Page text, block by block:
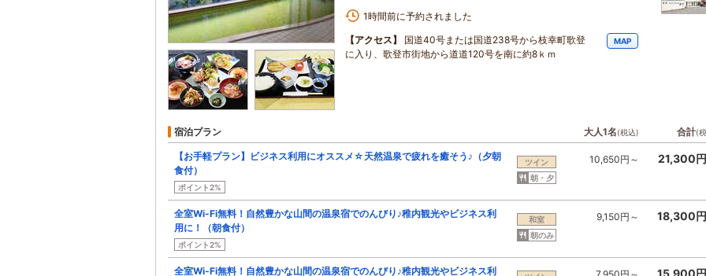
1時間前に予約されました
【アクセス】
国道40号または国道238号から枝幸町歌登
に入り、歌登市街地から道道120号を南に約8ｋｍ
MAP
宿泊プラン 大人1名(税込) 合計(
【お手軽プラン】ビジネス利用にオススメ☆天然温泉で疲れを癒そう♪（夕朝
食付）
ポイント2%
ツイン
朝・夕
10,650円～ 21,300
全室Wi-Fi無料！自然豊かな山間の温泉宿でのんびり♪稚内観光やビジネス利
用に！（朝食付）
ポイント2%
和室
朝のみ
9,150円～ 18,300
全室Wi-Fi無料！自然豊かな山間の温泉宿でのんびり♪稚内観光やビジネス利